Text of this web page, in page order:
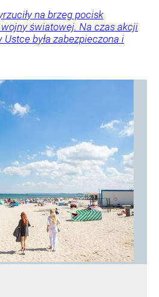
na brzeg pocisk
światowej. Na czas akcji
była zabezpieczona i